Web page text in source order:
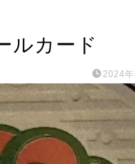
ルカード
2024